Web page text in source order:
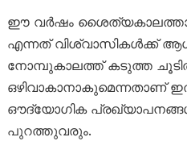
ഈ വർഷം
എന്നത് വിശ്വാസികൾക്ക്
നോമ്പുകാലത്ത് കടുത്ത
ഒഴിവാകാനാകുമെന്നതാണ്
ഔദ്യോഗിക
പുറത്തുവരും.